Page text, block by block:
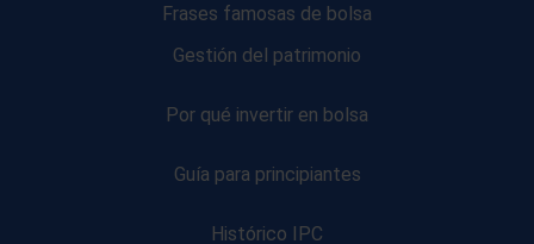
Frases famosas de bolsa
Gestión del patrimonio
Por qué invertir en bolsa
Guía para principiantes
Histórico IPC